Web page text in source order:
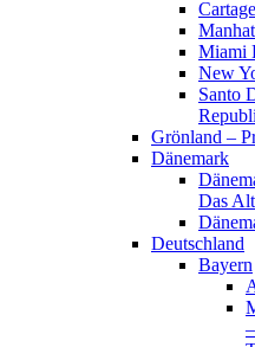
Miami
New
Santo
Grönland –
Dänemark
Das
Deutschland
Bayern